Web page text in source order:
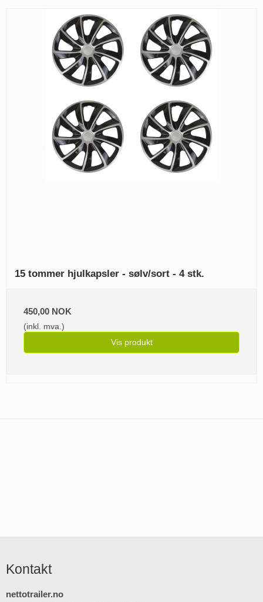
15 tommer hjulkapsler - sølv/sort - 4 stk.
450,00 NOK
(inkl. mva.)
Vis produkt
Kontakt
nettotrailer.no